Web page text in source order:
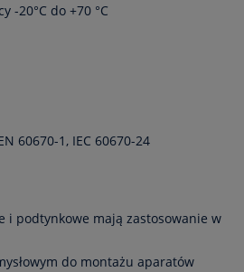
-20°C do +70 °C
60670-1, IEC 60670-24
i podtynkowe mają zastosowanie w
do montażu aparatów